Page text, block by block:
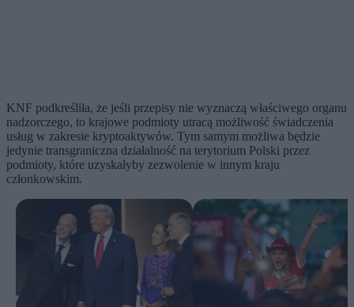
KNF podkreśliła, że jeśli przepisy nie wyznaczą właściwego organu
nadzorczego, to krajowe podmioty utracą możliwość świadczenia
usług w zakresie kryptoaktywów. Tym samym możliwa będzie
jedynie transgraniczna działalność na terytorium Polski przez
podmioty, które uzyskałyby zezwolenie w innym kraju
członkowskim.